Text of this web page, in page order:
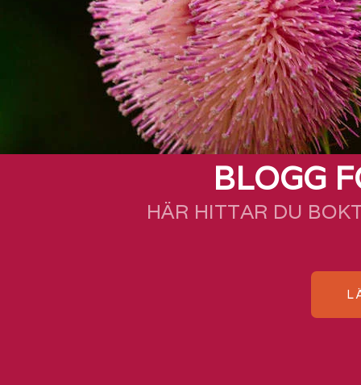
BLOGG
HÄR HITTAR DU